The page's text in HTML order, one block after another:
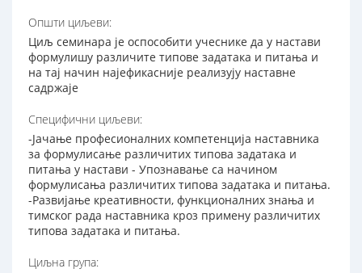
Општи циљеви:
Циљ семинара је оспособити учеснике да у настави
формулишу различите типове задатака и питања и
на тај начин најефикасније реализују наставне
садржаје
Специфични циљеви:
-Јачање професионалних компетенција наставника
за формулисање различитих типова задатака и
питања у настави - Упознавање са начином
формулисања различитих типова задатака и питања.
-Развијање креативности, функционалних знања и
тимског рада наставника кроз примену различитих
типова задатака и питања.
Циљна група: